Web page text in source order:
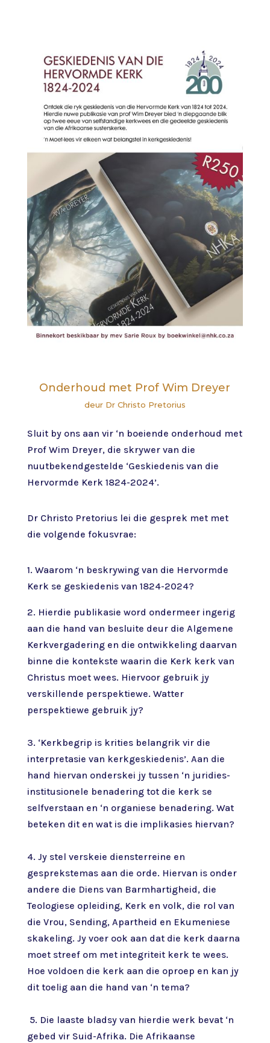
Onderhoud met Prof Wim Dreyer
deur Dr Christo Pretorius
Sluit by ons aan vir ‘n boeiende onderhoud met
Prof Wim Dreyer, die skrywer van die
nuutbekendgestelde ‘Geskiedenis van die
Hervormde Kerk 1824-2024’.
Dr Christo Pretorius lei die gesprek met met
die volgende fokusvrae:
1. Waarom ‘n beskrywing van die Hervormde
Kerk se geskiedenis van 1824-2024?
2. Hierdie publikasie word ondermeer ingerig
aan die hand van besluite deur die Algemene
Kerkvergadering en die ontwikkeling daarvan
binne die kontekste waarin die Kerk kerk van
Christus moet wees. Hiervoor gebruik jy
verskillende perspektiewe. Watter
perspektiewe gebruik jy?
3. ‘Kerkbegrip is krities belangrik vir die
interpretasie van kerkgeskiedenis’. Aan die
hand hiervan onderskei jy tussen ‘n juridies-
institusionele benadering tot die kerk se
selfverstaan en ‘n organiese benadering. Wat
beteken dit en wat is die implikasies hiervan?
4. Jy stel verskeie diensterreine en
gesprekstemas aan die orde. Hiervan is onder
andere die Diens van Barmhartigheid, die
Teologiese opleiding, Kerk en volk, die rol van
die Vrou, Sending, Apartheid en Ekumeniese
skakeling. Jy voer ook aan dat die kerk daarna
moet streef om met integriteit kerk te wees.
Hoe voldoen die kerk aan die oproep en kan jy
dit toelig aan die hand van ‘n tema?
5. Die laaste bladsy van hierdie werk bevat ‘n
gebed vir Suid-Afrika. Die Afrikaanse